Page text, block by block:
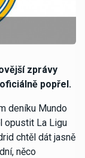
zprávy
popřel.
deníku Mundo
opustit La Ligu
chtěl dát jasně
něco